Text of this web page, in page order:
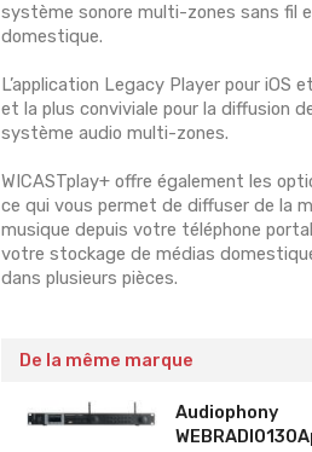
système sonore multi-zones sans fil
domestique.
L’application Legacy Player pour iOS
et la plus conviviale pour la diffusion
système audio multi-zones.
WICASTplay+ offre également les
ce qui vous permet de diffuser de la
musique depuis votre téléphone
votre stockage de médias
dans plusieurs pièces.
De la même marque
Audiophony